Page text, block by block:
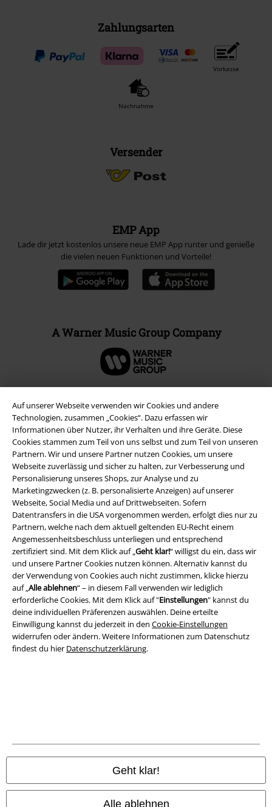
Auf unserer Webseite verwenden wir Cookies und andere
Technologien, zusammen „Cookies“. Dazu erfassen wir
Informationen über Nutzer, ihr Verhalten und ihre Geräte. Diese
Cookies stammen zum Teil von uns selbst und zum Teil von unseren
Partnern. Wir und unsere Partner nutzen Cookies, um unsere
Webseite zuverlässig und sicher zu halten, zur Verbesserung und
Personalisierung unseres Shops, zur Analyse und zu
Marketingzwecken (z. B. personalisierte Anzeigen) auf unserer
Webseite, Social Media und auf Drittwebseiten. Sofern
Datentransfers in die USA vorgenommen werden, erfolgt dies nur zu
Partnern, welche nach dem aktuell geltenden EU-Recht einem
Angemessenheitsbeschluss unterliegen und entsprechend
zertifiziert sind. Mit dem Klick auf „Geht klar!“ willigst du ein, dass wir
und unsere Partner Cookies nutzen können. Alternativ kannst du
der Verwendung von Cookies auch nicht zustimmen, klicke hierzu
auf „Alle ablehnen“ – in diesem Fall verwenden wir lediglich
erforderliche Cookies. Mit dem Klick auf "Einstellungen" kannst du
deine individuellen Präferenzen auswählen. Deine erteilte
Einwilligung kannst du jederzeit in den Cookie-Einstellungen
widerrufen oder ändern. Weitere Informationen zum Datenschutz
findest du hier Datenschutzerklärung.
Geht klar!
Alle ablehnen
Zahlungsarten
Vorkasse
Nachnahme
Versender
EMP App
Lade dir jetzt kostenlos unsere neue EMP App runter und genieße
die vielen neuen Funktionen und Vorteile!
A Warner Music Group Company
Rechtliches
AGB
Impressum
Datenschutz
Entsorgung und Umweltschutz
Konformitätserklärung
© 1986-2026 E.M.P. Merchandising HGmbH